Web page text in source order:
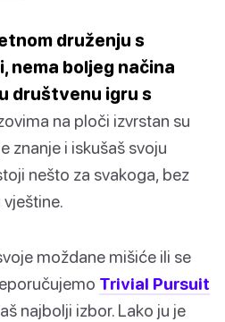
druženju s
nema boljeg načina
društvenu igru s
na ploči izvrstan su
znanje i iskušaš svoju
nešto za svakoga, bez
moždane mišiće ili se
Trivial Pursuit
najbolji izbor. Lako ju je